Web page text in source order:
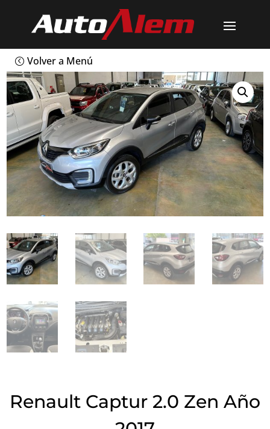
Volver a Menú
Renault Captur 2.0 Zen Año